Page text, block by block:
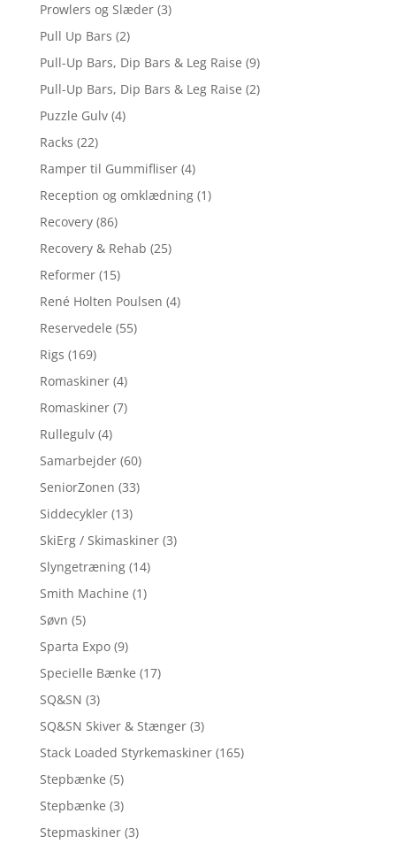
Prowlers og Slæder (3)
Pull Up Bars (2)
Pull-Up Bars, Dip Bars & Leg Raise (9)
Pull-Up Bars, Dip Bars & Leg Raise (2)
Puzzle Gulv (4)
Racks (22)
Ramper til Gummifliser (4)
Reception og omklædning (1)
Recovery (86)
Recovery & Rehab (25)
Reformer (15)
René Holten Poulsen (4)
Reservedele (55)
Rigs (169)
Romaskiner (4)
Romaskiner (7)
Rullegulv (4)
Samarbejder (60)
SeniorZonen (33)
Siddecykler (13)
SkiErg / Skimaskiner (3)
Slyngetræning (14)
Smith Machine (1)
Søvn (5)
Sparta Expo (9)
Specielle Bænke (17)
SQ&SN (3)
SQ&SN Skiver & Stænger (3)
Stack Loaded Styrkemaskiner (165)
Stepbænke (5)
Stepbænke (3)
Stepmaskiner (3)